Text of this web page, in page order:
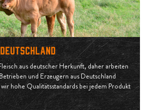
aus deutscher Herkunft, daher arbeiten
und Erzeugern aus Deutschland
hohe Qualitätsstandards bei jedem Produkt